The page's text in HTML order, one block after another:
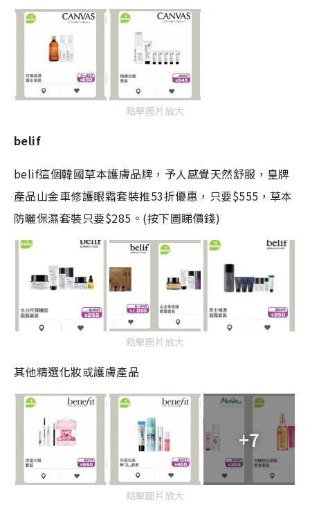
點擊圖片放大
belif
belif這個韓國草本護膚品牌，予人感覺天然舒服，皇牌
產品山金車修護眼霜套裝推53折優惠，只要$555，草本
防曬保濕套裝只要$285。(按下圖睇價錢)
點擊圖片放大
其他精選化妝或護膚產品
+7
點擊圖片放大